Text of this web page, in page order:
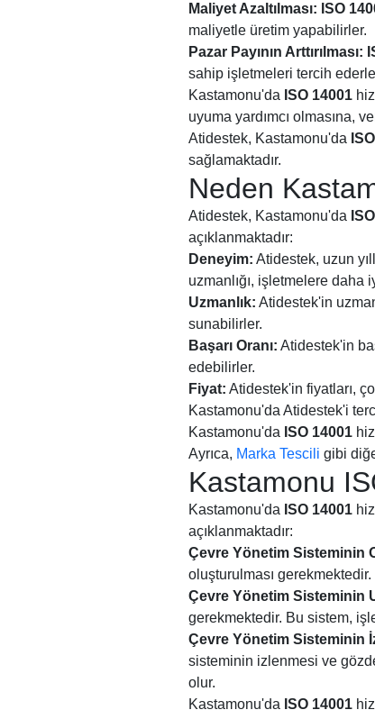
Maliyet Azaltılması: ISO
maliyetle üretim yapabilirler.
Pazar Payının Arttırılması:
sahip işletmeleri tercih
Kastamonu'da ISO 14001
uyuma yardımcı olmasına,
Atidestek, Kastamonu'da
sağlamaktadır.
Neden
Atidestek, Kastamonu'da
açıklanmaktadır:
Deneyim: Atidestek, uzun
uzmanlığı, işletmelere daha
Uzmanlık: Atidestek'in
sunabilirler.
Başarı Oranı: Atidestek'in
edebilirler.
Fiyat: Atidestek'in fiyatları,
Kastamonu'da Atidestek'i
Kastamonu'da ISO 14001
Ayrıca, Marka Tescili gibi
Kastamonu
Kastamonu'da ISO 14001
açıklanmaktadır:
Çevre Yönetim Sisteminin
oluşturulması
Çevre Yönetim Sisteminin
gerekmektedir. Bu sistem,
Çevre Yönetim Sisteminin
sisteminin izlenmesi ve
olur.
Kastamonu'da ISO 14001